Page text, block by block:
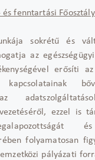
fenntartási Főosztály
sokrétű és
az
erősíti
ezzel is
és
folyamatosan
pályázati